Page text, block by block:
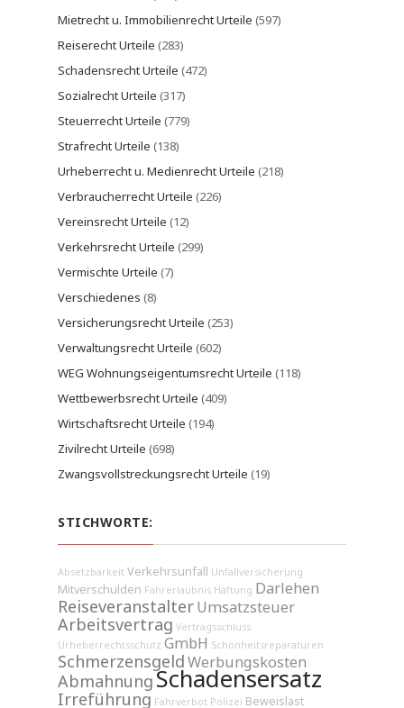
Mietrecht u. Immobilienrecht Urteile (597)
Reiserecht Urteile (283)
Schadensrecht Urteile (472)
Sozialrecht Urteile (317)
Steuerrecht Urteile (779)
Strafrecht Urteile (138)
Urheberrecht u. Medienrecht Urteile (218)
Verbraucherrecht Urteile (226)
Vereinsrecht Urteile (12)
Verkehrsrecht Urteile (299)
Vermischte Urteile (7)
Verschiedenes (8)
Versicherungsrecht Urteile (253)
Verwaltungsrecht Urteile (602)
WEG Wohnungseigentumsrecht Urteile (118)
Wettbewerbsrecht Urteile (409)
Wirtschaftsrecht Urteile (194)
Zivilrecht Urteile (698)
Zwangsvollstreckungsrecht Urteile (19)
STICHWORTE:
Absetzbarkeit Verkehrsunfall Unfallversicherung
Mitverschulden Fahrerlaubnis Haftung Darlehen
ReiseveranstalterUmsatzsteuer
Arbeitsvertrag Vertragsschluss
Urheberrechtsschutz GmbH Schönheitsreparaturen
SchmerzensgeldWerbungskosten
AbmahnungSchadensersatz
Irreführung Fahrverbot Polizei Beweislast